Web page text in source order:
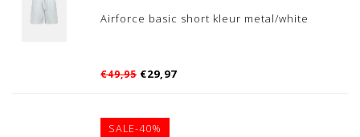
Airforce basic short kleur metal/white
€49,95 €29,97
SALE-40%